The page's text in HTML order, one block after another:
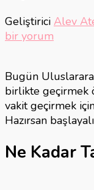
Geliştirici Alev
bir yorum
Bugün
birlikte geçirmek
vakit geçirmek
Hazırsan
Ne Kadar